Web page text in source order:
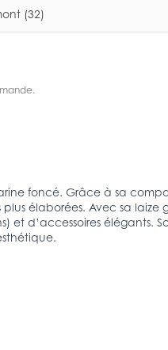
(32)
foncé. Grâce à sa
élaborées. Avec sa laize
et d’accessoires élégants.